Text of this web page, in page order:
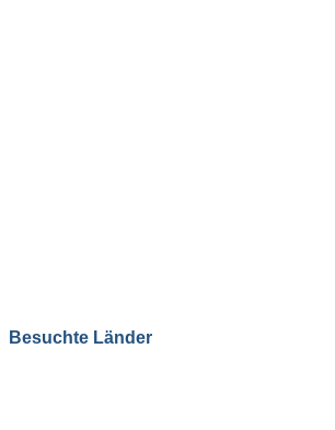
Besuchte Länder